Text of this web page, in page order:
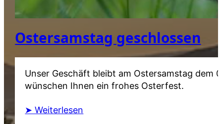
Ostersamstag geschlossen
Unser Geschäft bleibt am Ostersamstag dem
wünschen Ihnen ein frohes Osterfest.
➤ Weiterlesen